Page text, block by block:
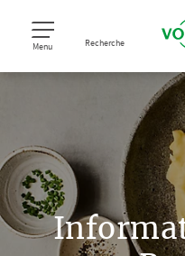
Menu Recherche